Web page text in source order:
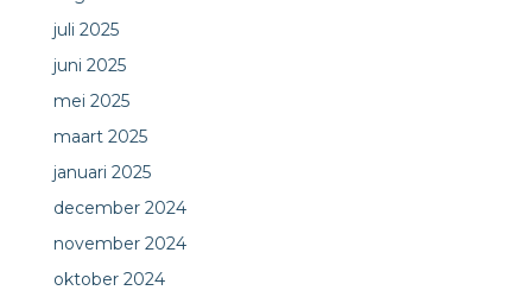
juli 2025
juni 2025
mei 2025
maart 2025
januari 2025
december 2024
november 2024
oktober 2024